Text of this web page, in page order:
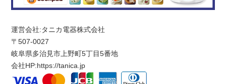
運営会社:タニカ電器株式会社
〒507-0027
岐阜県多治見市上野町5丁目5番地
会社HP:https://tanica.jp